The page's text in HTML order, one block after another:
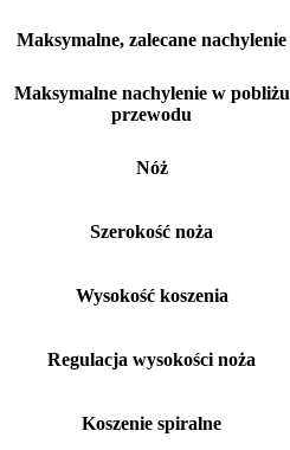
Maksymalne, zalecane nachylenie
Maksymalne nachylenie w pobliżu
przewodu
Nóż
Szerokość noża
Wysokość koszenia
Regulacja wysokości noża
Koszenie spiralne